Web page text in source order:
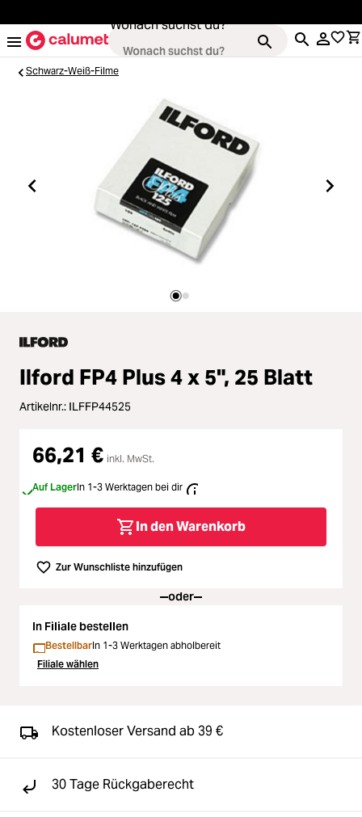
Wonach suchst du?
Objektive
Video & Drohnen
Stative & Gimbals
Loading...
Licht & Studio
Bildbearbeitung
Loading...
Ferngläser
Second Hand
Loading...
Schwarz-Weiß-Filme
Ilford FP4 Plus 4 x 5", 25 Blatt
Artikelnr.: ILFFP44525
66,21 € inkl. MwSt.
Auf LagerIn 1-3 Werktagen bei dir
In den Warenkorb
Zur Wunschliste hinzufügen
oder
In Filiale bestellen
BestellbarIn 1-3 Werktagen abholbereit
Filiale wählen
Kostenloser Versand ab 39 €
30 Tage Rückgaberecht